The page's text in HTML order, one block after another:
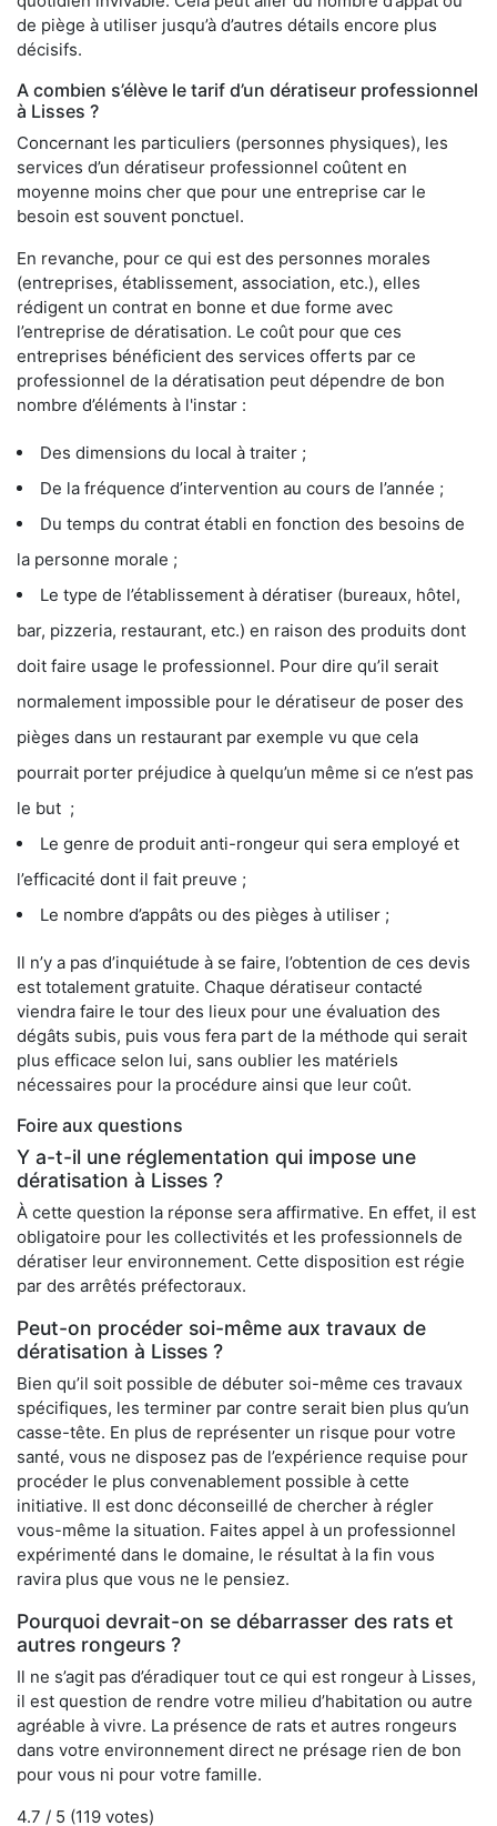
de piège à utiliser jusqu’à d’autres détails encore plus
décisifs.
A combien s’élève le tarif d’un dératiseur professionnel
à Lisses ?
Concernant les particuliers (personnes physiques), les
services d’un dératiseur professionnel coûtent en
moyenne moins cher que pour une entreprise car le
besoin est souvent ponctuel.
En revanche, pour ce qui est des personnes morales
(entreprises, établissement, association, etc.), elles
rédigent un contrat en bonne et due forme avec
l’entreprise de dératisation. Le coût pour que ces
entreprises bénéficient des services offerts par ce
professionnel de la dératisation peut dépendre de bon
nombre d’éléments à l'instar :
Des dimensions du local à traiter ;
De la fréquence d’intervention au cours de l’année ;
Du temps du contrat établi en fonction des besoins de
la personne morale ;
Le type de l’établissement à dératiser (bureaux, hôtel,
bar, pizzeria, restaurant, etc.) en raison des produits dont
doit faire usage le professionnel. Pour dire qu’il serait
normalement impossible pour le dératiseur de poser des
pièges dans un restaurant par exemple vu que cela
pourrait porter préjudice à quelqu’un même si ce n’est pas
le but ;
Le genre de produit anti-rongeur qui sera employé et
l’efficacité dont il fait preuve ;
Le nombre d’appâts ou des pièges à utiliser ;
Il n’y a pas d’inquiétude à se faire, l’obtention de ces devis
est totalement gratuite. Chaque dératiseur contacté
viendra faire le tour des lieux pour une évaluation des
dégâts subis, puis vous fera part de la méthode qui serait
plus efficace selon lui, sans oublier les matériels
nécessaires pour la procédure ainsi que leur coût.
Foire aux questions
Y a-t-il une réglementation qui impose une
dératisation à Lisses ?
À cette question la réponse sera affirmative. En effet, il est
obligatoire pour les collectivités et les professionnels de
dératiser leur environnement. Cette disposition est régie
par des arrêtés préfectoraux.
Peut-on procéder soi-même aux travaux de
dératisation à Lisses ?
Bien qu’il soit possible de débuter soi-même ces travaux
spécifiques, les terminer par contre serait bien plus qu’un
casse-tête. En plus de représenter un risque pour votre
santé, vous ne disposez pas de l’expérience requise pour
procéder le plus convenablement possible à cette
initiative. Il est donc déconseillé de chercher à régler
vous-même la situation. Faites appel à un professionnel
expérimenté dans le domaine, le résultat à la fin vous
ravira plus que vous ne le pensiez.
Pourquoi devrait-on se débarrasser des rats et
autres rongeurs ?
Il ne s’agit pas d’éradiquer tout ce qui est rongeur à Lisses,
il est question de rendre votre milieu d’habitation ou autre
agréable à vivre. La présence de rats et autres rongeurs
dans votre environnement direct ne présage rien de bon
pour vous ni pour votre famille.
4.7 / 5 (119 votes)